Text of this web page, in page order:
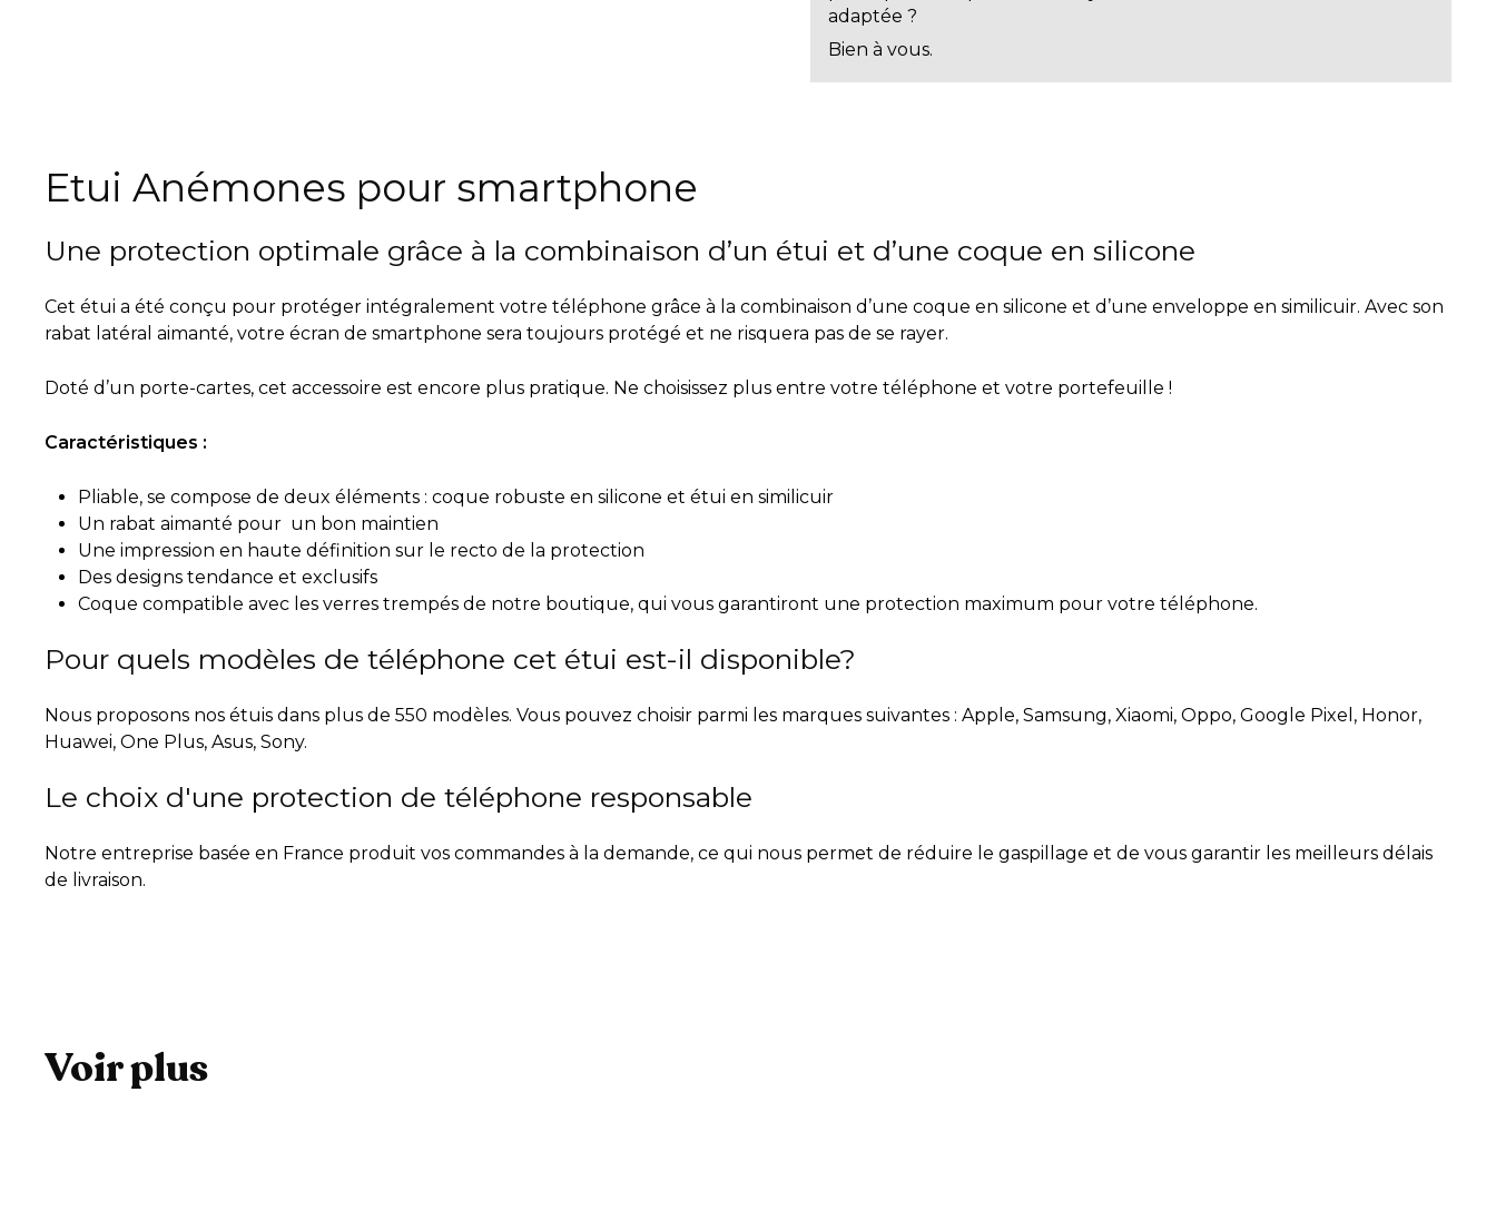
adaptée ?
Bien à vous.
Etui Anémones pour smartphone
Une protection optimale grâce à la combinaison d’un étui et d’une coque en silicone
Cet étui a été conçu pour protéger intégralement votre téléphone grâce à la combinaison d’une coque en silicone et d’une enveloppe en similicuir. Avec son
rabat latéral aimanté, votre écran de smartphone sera toujours protégé et ne risquera pas de se rayer.
Doté d’un porte-cartes, cet accessoire est encore plus pratique. Ne choisissez plus entre votre téléphone et votre portefeuille !
Caractéristiques :
Pliable, se compose de deux éléments : coque robuste en silicone et étui en similicuir
Un rabat aimanté pour un bon maintien
Une impression en haute définition sur le recto de la protection
Des designs tendance et exclusifs
Coque compatible avec les verres trempés de notre boutique, qui vous garantiront une protection maximum pour votre téléphone.
Pour quels modèles de téléphone cet étui est-il disponible?
Nous proposons nos étuis dans plus de 550 modèles. Vous pouvez choisir parmi les marques suivantes : Apple, Samsung, Xiaomi, Oppo, Google Pixel, Honor,
Huawei, One Plus, Asus, Sony.
Le choix d'une protection de téléphone responsable
Notre entreprise basée en France produit vos commandes à la demande, ce qui nous permet de réduire le gaspillage et de vous garantir les meilleurs délais
de livraison.
Voir plus